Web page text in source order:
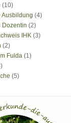
(10)
Ausbildung (4)
Dozentin (2)
IHK (3)
(2)
Fulda (1)
(5)